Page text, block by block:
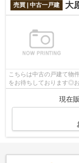
売買 | 中古一戸建 大
こちらは中古の戸建て物
をお待ちしております◎
現在